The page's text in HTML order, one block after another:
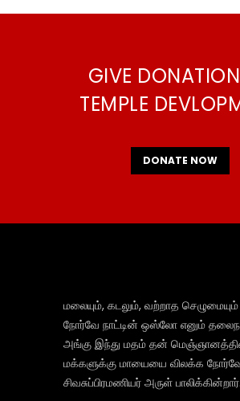
GIVE
TEMPLE
DONATE NOW
மலையும், கடலும், வற்றாத
நோர்வே நாட்டின் ஒஸ்லோ எனும்
அங்கு இந்து மதம் தன்
மக்களுக்கு மாயையை விலக்க
சிவசுப்பிரமணியர் அருள் பாலிக்கின்றார்.